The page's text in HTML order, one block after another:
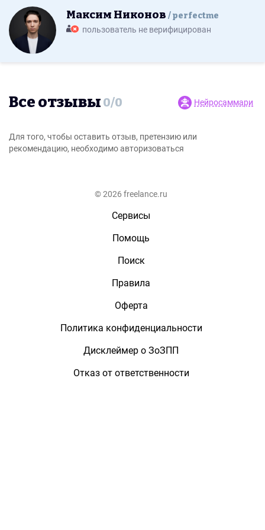
Максим Никонов perfectme
пользователь не верифицирован
Все отзывы 0/0 Нейросаммари
Для того, чтобы оставить отзыв, претензию или
рекомендацию, необходимо авторизоваться
© 2026 freelance.ru
Сервисы
Помощь
Поиск
Правила
Оферта
Политика конфиденциальности
Дисклеймер о ЗоЗПП
Отказ от ответственности